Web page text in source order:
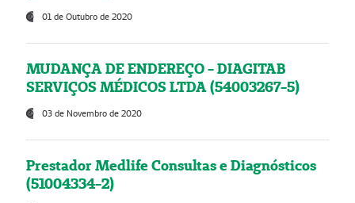
01 de Outubro de 2020
MUDANÇA DE ENDEREÇO - DIAGITAB
SERVIÇOS MÉDICOS LTDA (54003267-5)
03 de Novembro de 2020
Prestador Medlife Consultas e Diagnósticos
(51004334-2)